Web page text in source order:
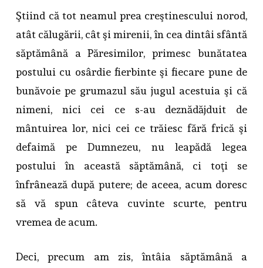
Ştiind că tot neamul prea creştinescului norod,
atât călugării, cât şi mirenii, în cea dintâi sfântă
săptămână a Păresimilor, primesc bunătatea
postului cu osârdie fierbinte şi fiecare pune de
bunăvoie pe grumazul său jugul acestuia şi că
nimeni, nici cei ce s-au deznădăjduit de
mântuirea lor, nici cei ce trăiesc fără frică şi
defaimă pe Dumnezeu, nu leapădă legea
postului în această săptămână, ci toţi se
înfrânează după putere; de aceea, acum doresc
să vă spun câteva cuvinte scurte, pentru
vremea de acum.
Deci, precum am zis, întâia săptămână a